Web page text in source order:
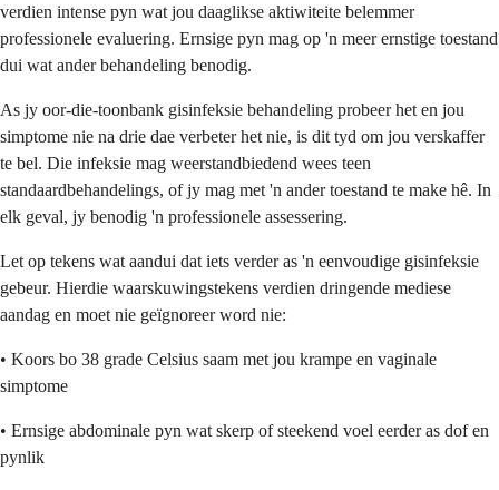
verdien intense pyn wat jou daaglikse aktiwiteite belemmer
professionele evaluering. Ernsige pyn mag op 'n meer ernstige toestand
dui wat ander behandeling benodig.
As jy oor-die-toonbank gisinfeksie behandeling probeer het en jou
simptome nie na drie dae verbeter het nie, is dit tyd om jou verskaffer
te bel. Die infeksie mag weerstandbiedend wees teen
standaardbehandelings, of jy mag met 'n ander toestand te make hê. In
elk geval, jy benodig 'n professionele assessering.
Let op tekens wat aandui dat iets verder as 'n eenvoudige gisinfeksie
gebeur. Hierdie waarskuwingstekens verdien dringende mediese
aandag en moet nie geïgnoreer word nie:
• Koors bo 38 grade Celsius saam met jou krampe en vaginale
simptome
• Ernsige abdominale pyn wat skerp of steekend voel eerder as dof en
pynlik